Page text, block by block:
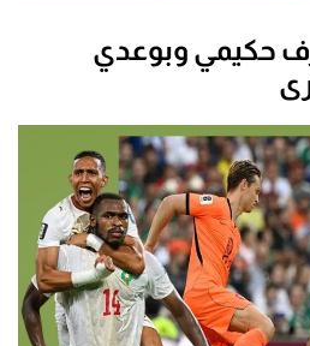
حكيمي وبوعدي